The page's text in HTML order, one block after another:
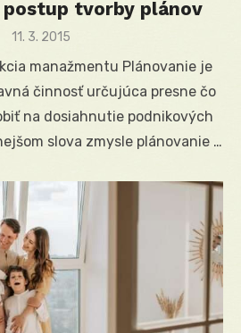
postup tvorby plánov
Posted
11. 3. 2015
manažmentu Plánovanie je
činnosť určujúca presne čo
na dosiahnutie podnikových
slova zmysle plánovanie …